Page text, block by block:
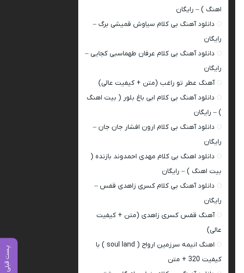
پست قبلی
اهنگ ) – رایگان
دانلود آهنگ بی کلام سیاوش قمیشی برگ –
رایگان
دانلود آهنگ بی کلام عرفان طهماسبی کجایی –
رایگان
آهنگ عطر تو راغب (متن + کیفیت عالی)
دانلود آهنگ بی کلام ابی باغ بلور ( بیت اهنگ
) – رایگان
دانلود آهنگ بی کلام ارون افشار جان جان –
رایگان
دانلود اهنگ بی کلام مهدی احمدوند بازنده (
بیت اهنگ ) – رایگان
دانلود آهنگ بی کلام کسری زاهدی قفس –
رایگان
آهنگ قفس کسری زاهدی (متن + کیفیت
عالی)
اهنگ انیمه سرزمین ارواح ( soul land ) با
کیفیت 320 + متن